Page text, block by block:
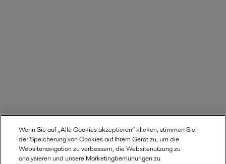
Wenn Sie auf „Alle Cookies akzeptieren“ klicken, stimmen Sie
der Speicherung von Cookies auf Ihrem Gerät zu, um die
Websitenavigation zu verbessern, die Websitenutzung zu
analysieren und unsere Marketingbemühungen zu